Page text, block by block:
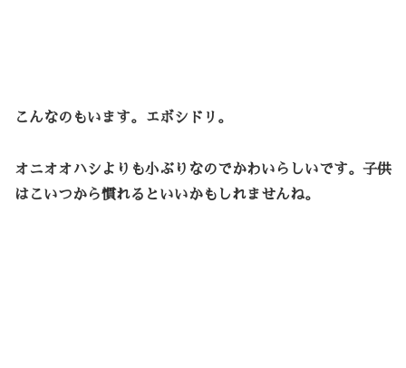
こんなのもいます。エボシドリ。
オニオオハシよりも小ぶりなのでかわいらしいです。子供
はこいつから慣れるといいかもしれませんね。